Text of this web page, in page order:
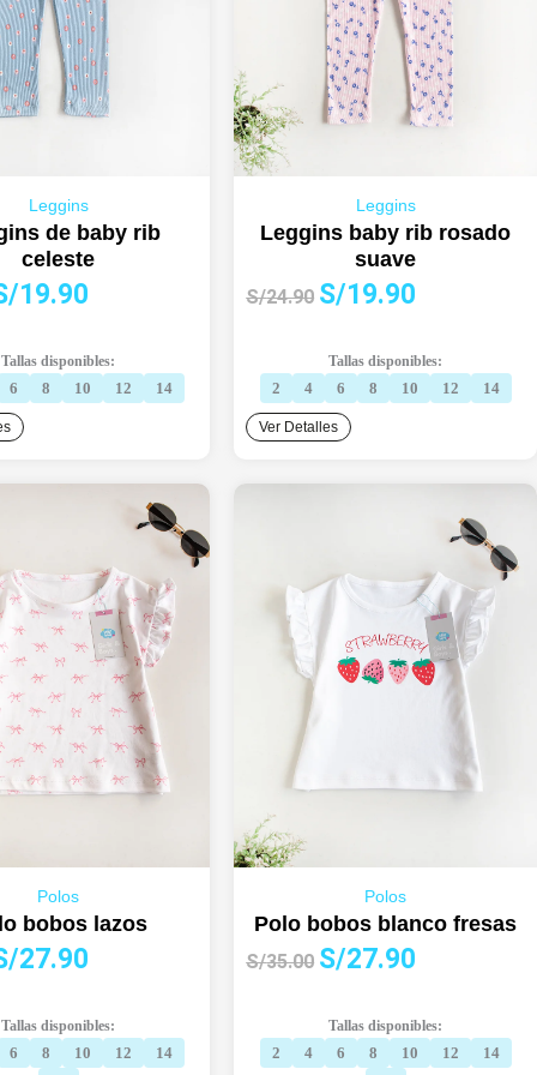
Leggins
de baby rib
celeste
24.90.
19.90
es:
S/19.90.
Tallas disponibles:
6 8 10 12 14
Leggins
Leggins baby rib rosado
suave
S/24.90 El
era:
S/24.90.
S/19.90
es:
S/19.90.
Tallas disponibles:
2 4 6 8 10 12 14
Ver Detalles
Polos
bobos lazos
27.90
es:
Tallas disponibles:
6 8 10 12
14
Polos
Polo bobos blanco fresas
S/35.00 El
era:
S/27.90
es:
Tallas disponibles:
2 4 6 8 10 12
14